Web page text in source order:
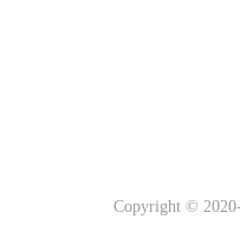
Copyright © 2020-